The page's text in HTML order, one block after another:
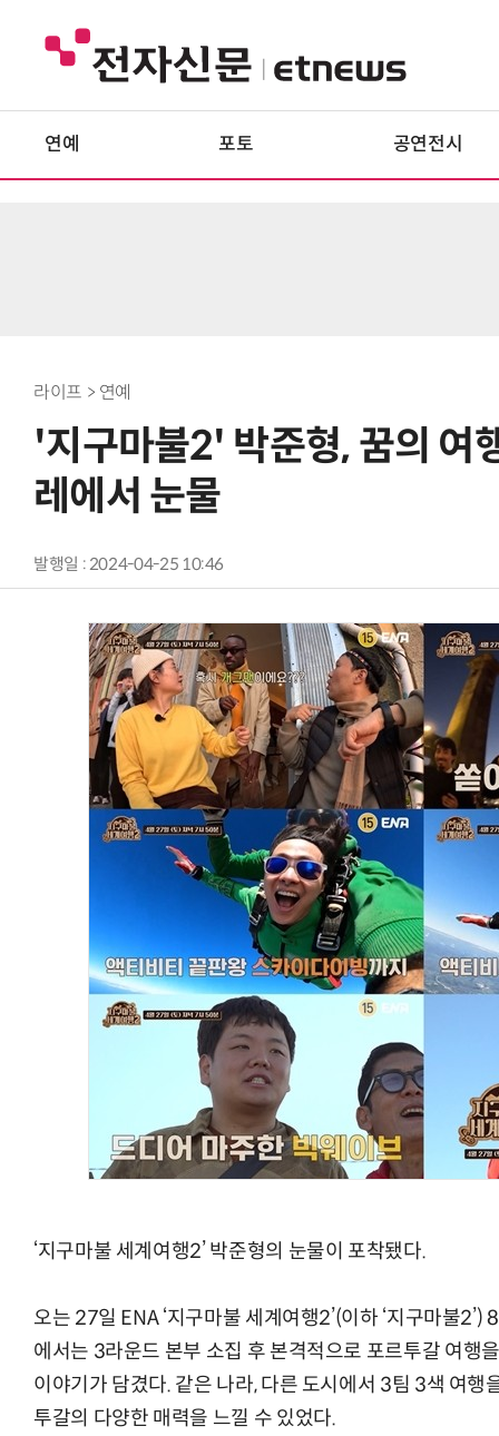
연예 포토 공연전시
라이프 > 연예
'지구마불2' 박준형, 꿈의 여
레에서 눈물
발행일 : 2024-04-25 10:46
‘지구마불 세계여행2’ 박준형의 눈물이 포착됐다.
오는 27일 ENA ‘지구마불 세계여행2’(이하 ‘지구마불
에서는 3라운드 본부 소집 후 본격적으로 포르투갈 여행
이야기가 담겼다. 같은 나라, 다른 도시에서 3팀 3색 여행
투갈의 다양한 매력을 느낄 수 있었다.
AI Native Enterprise를 지원하는 AI Ready Data